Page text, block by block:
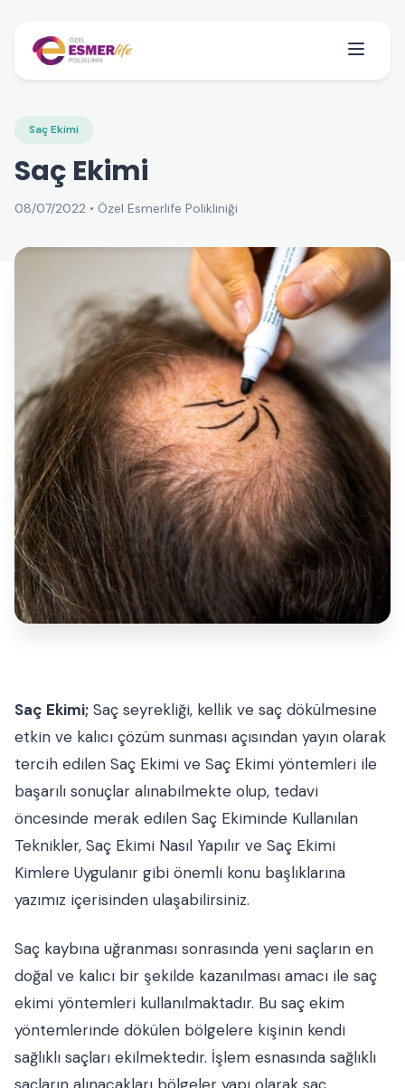
Saç Ekimi
Saç Ekimi
08/07/2022 • Özel Esmerlife Polikliniği
Saç Ekimi; Saç seyrekliği, kellik ve saç dökülmesine
etkin ve kalıcı çözüm sunması açısından yayın olarak
tercih edilen Saç Ekimi ve Saç Ekimi yöntemleri ile
başarılı sonuçlar alınabilmekte olup, tedavi
öncesinde merak edilen Saç Ekiminde Kullanılan
Teknikler, Saç Ekimi Nasıl Yapılır ve Saç Ekimi
Kimlere Uygulanır gibi önemli konu başlıklarına
yazımız içerisinden ulaşabilirsiniz.
Saç kaybına uğranması sonrasında yeni saçların en
doğal ve kalıcı bir şekilde kazanılması amacı ile saç
ekimi yöntemleri kullanılmaktadır. Bu saç ekim
yöntemlerinde dökülen bölgelere kişinin kendi
sağlıklı saçları ekilmektedir. İşlem esnasında sağlıklı